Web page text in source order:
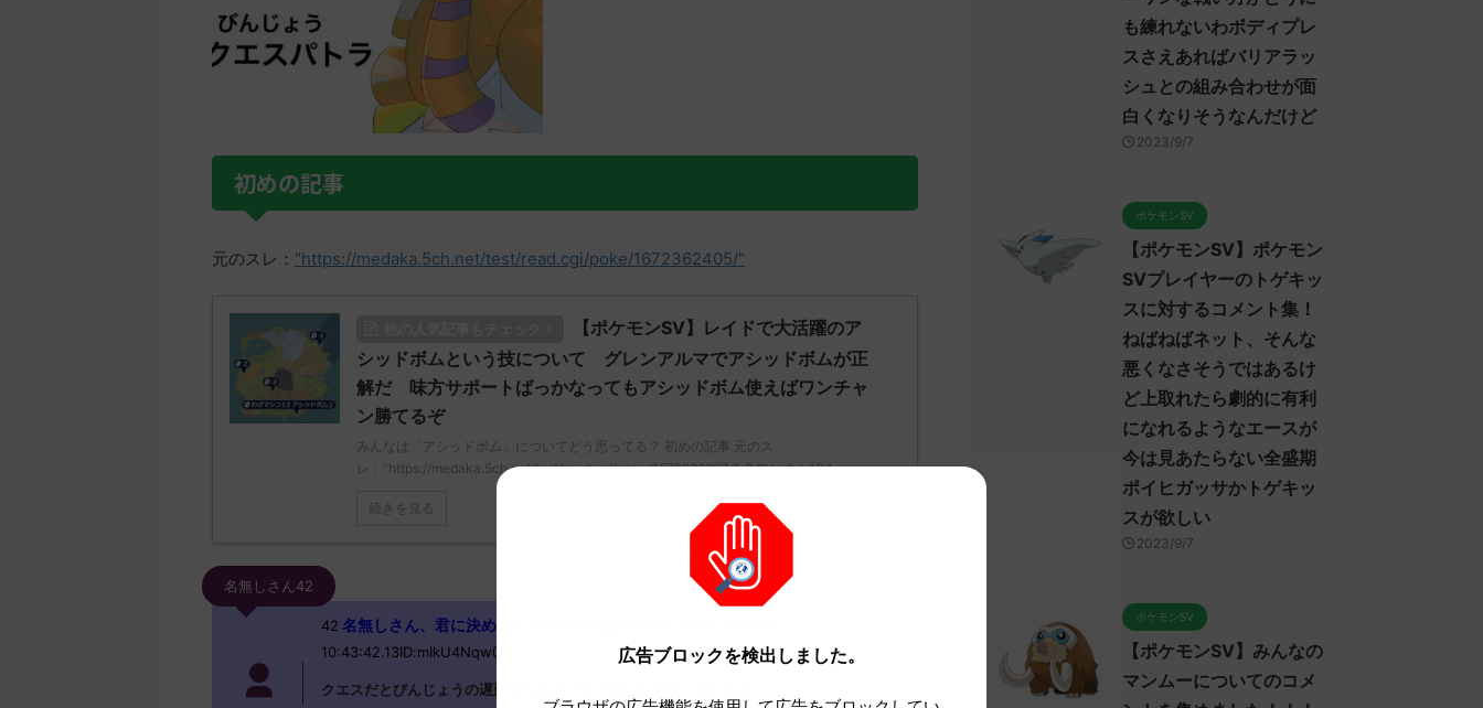
初めの記事
元のスレ： "https://medaka.5ch.net/test/read.cgi/poke/1672362405/"
【ポケモンSV】レイドで大活躍のア
シッドボムという技について グレンアルマでアシッドボムが正
解だ 味方サポートばっかなってもアシッドボム使えばワンチャ
ン勝てるぞ
みんなは「アシッドボム」についてどう思ってる？ 初めの記事 元のス
レ："https://medaka.5ch.net/test/read.cgi/poke/1672282293/" 名無しさん19 1 ...
続きを見る
名無しさん42
42 名無しさん、君に決めた！ (ﾜｯﾁｮｲ 07ba-tC+1)
10:43:42.13ID:mIkU4Nqw0?
クエスだとびんじょうの遅延でなんかバリア張られやすく感じるな・・・
も練れないわボディプレ
スさえあればバリアラッ
シュとの組み合わせが面
白くなりそうなんだけど
2023/9/7
ポケモンSV
【ポケモンSV】ポケモン
SVプレイヤーのトゲキッ
スに対するコメント集！
ねばねばネット、そんな
悪くなさそうではあるけ
ど上取れたら劇的に有利
になれるようなエースが
今は見あたらない全盛期
ポイヒガッサかトゲキッ
スが欲しい
2023/9/7
ポケモンSV
【ポケモンSV】みんなの
マンムーについてのコメ
広告ブロックを検出しました。